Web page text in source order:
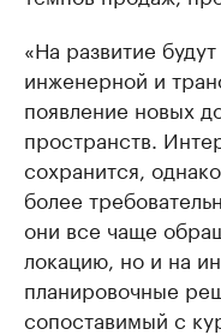
«На развитие
инженерной и
появление новых
пространств.
сохранится,
более
они все чаще
локацию, но и на
планировочные
сопоставимый с